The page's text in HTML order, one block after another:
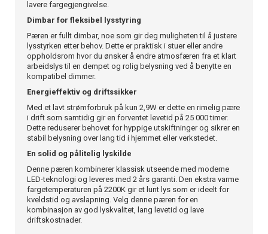
lavere fargegjengivelse.
Dimbar for fleksibel lysstyring
Pæren er fullt dimbar, noe som gir deg muligheten til å justere
lysstyrken etter behov. Dette er praktisk i stuer eller andre
oppholdsrom hvor du ønsker å endre atmosfæren fra et klart
arbeidslys til en dempet og rolig belysning ved å benytte en
kompatibel dimmer.
Energieffektiv og driftssikker
Med et lavt strømforbruk på kun 2,9W er dette en rimelig pære
i drift som samtidig gir en forventet levetid på 25 000 timer.
Dette reduserer behovet for hyppige utskiftninger og sikrer en
stabil belysning over lang tid i hjemmet eller verkstedet.
En solid og pålitelig lyskilde
Denne pæren kombinerer klassisk utseende med moderne
LED-teknologi og leveres med 2 års garanti. Den ekstra varme
fargetemperaturen på 2200K gir et lunt lys som er ideelt for
kveldstid og avslapning. Velg denne pæren for en
kombinasjon av god lyskvalitet, lang levetid og lave
driftskostnader.